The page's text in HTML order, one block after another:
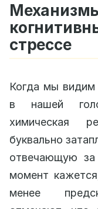
стрессе
Когда мы видим
в нашей
химическая
буквально
отвечающую
момент
менее